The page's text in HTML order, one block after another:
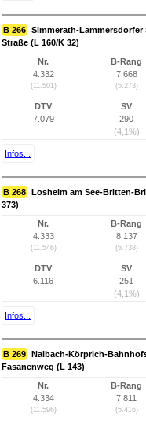
B 266 Simmerath-Lammersdorfer
Straße (L 160/K 32)
Nr.
4.332
(11.501)
B-Rang
7.668
(5.273)
DTV
7.079
SV
290
(4,1%)
Infos...
B 268 Losheim am See-Britten-
373)
Nr.
4.333
(11.546)
B-Rang
8.137
(5.738)
DTV
6.116
SV
251
(4,1%)
Infos...
B 269 Nalbach-Körprich-
Fasanenweg (L 143)
Nr.
4.334
(11.596)
B-Rang
7.811
(5.416)